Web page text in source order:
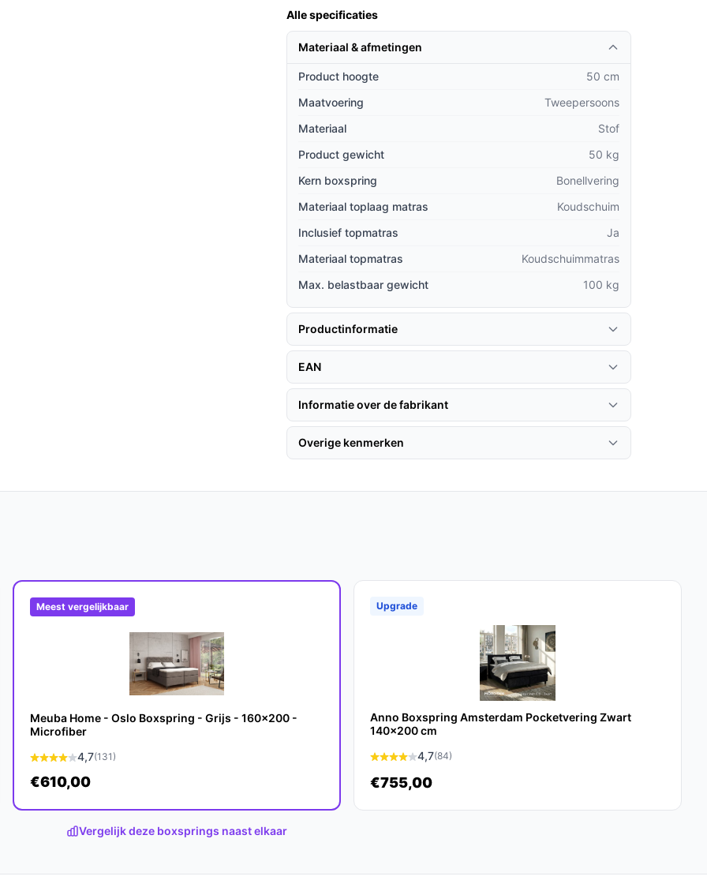
belasting van 100 kg. Als je een
aansluiten bij eventuele
bieden opslag maar kunnen
punten om op te letten bij de keuze
bed en de toplaag: dit model heeft een
en liggevoel.
op totale hoogte (50 cm) en de
(controleer mechaniek in
toegestane belasting (100 kg) en het
en stevigheid in vergelijking met
Alle specificaties
Materiaal & afmetingen
Product hoogte
50 cm
Maatvoering
Tweepersoons
Materiaal
Stof
Product gewicht
50 kg
Kern boxspring
Bonellvering
Materiaal toplaag matras
Koudschuim
Inclusief topmatras
Ja
Materiaal topmatras
Koudschuimmatras
Max. belastbaar gewicht
100 kg
Productinformatie
EAN
Informatie over de fabrikant
Overige kenmerken
Meest vergelijkbaar
Meuba Home - Oslo Boxspring - Grijs - 160x200 -
Microfiber
4,7(131)
€610,00
Upgrade
Anno Boxspring Amsterdam Pocketvering Zwart
140x200 cm
4,7(84)
€755,00
Vergelijk deze boxsprings naast elkaar